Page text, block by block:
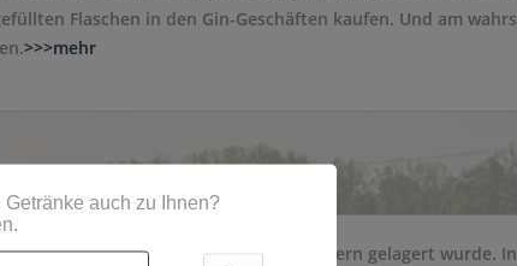
Flaschen in den Gin-Geschäften kaufen. Und am
>>>mehr
ob der Gin in Flaschen oder Fässern gelagert wurde.